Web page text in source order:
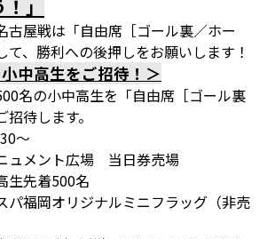
」
古屋戦は「自由席［ゴール裏／ホー
て、勝利への後押しをお願いします！
中高生をご招待！＞
名の小中高生を「自由席［ゴール裏
待します。
～
ュメント広場 当日券売場
生先着500名
パ福岡オリジナルミニフラッグ（非売